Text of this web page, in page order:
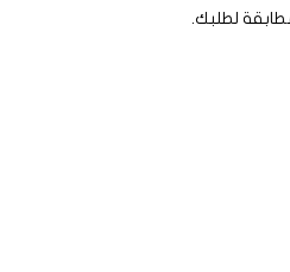
لطلبك.